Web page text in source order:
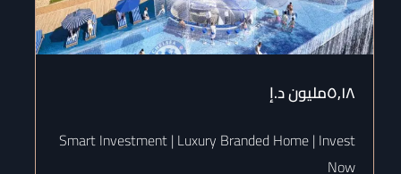
٥٫١٨مليون د.إ
Smart Investment | Luxury Branded Home | Invest
Now